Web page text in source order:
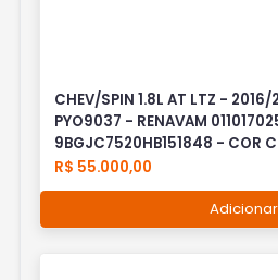
CHEV/SPIN 1.8L AT LTZ - 2016/
PYO9037 - RENAVAM
9BGJC7520HB151848 - COR
R$ 55.000,00
Adicionar